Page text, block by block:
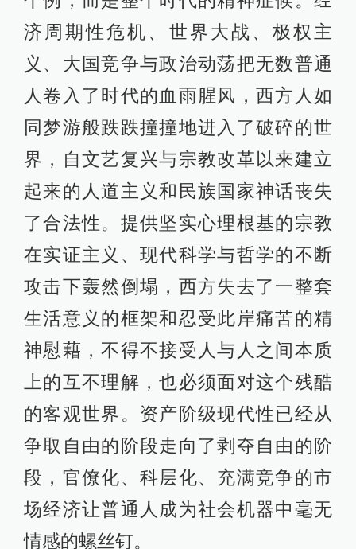
济周期性危机、世界大战、极权主
义、大国竞争与政治动荡把无数普通
人卷入了时代的血雨腥风，西方人如
同梦游般跌跌撞撞地进入了破碎的世
界，自文艺复兴与宗教改革以来建立
起来的人道主义和民族国家神话丧失
了合法性。提供坚实心理根基的宗教
在实证主义、现代科学与哲学的不断
攻击下轰然倒塌，西方失去了一整套
生活意义的框架和忍受此岸痛苦的精
神慰藉，不得不接受人与人之间本质
上的互不理解，也必须面对这个残酷
的客观世界。资产阶级现代性已经从
争取自由的阶段走向了剥夺自由的阶
段，官僚化、科层化、充满竞争的市
场经济让普通人成为社会机器中毫无
情感的螺丝钉。